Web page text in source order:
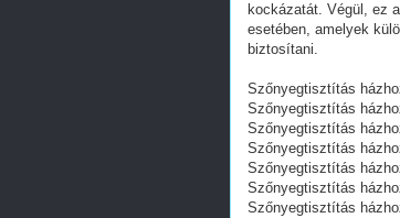
kockázatát. Végül, ez
esetében, amelyek
biztosítani.
Szőnyegtisztítás
Szőnyegtisztítás
Szőnyegtisztítás
Szőnyegtisztítás
Szőnyegtisztítás
Szőnyegtisztítás
Szőnyegtisztítás